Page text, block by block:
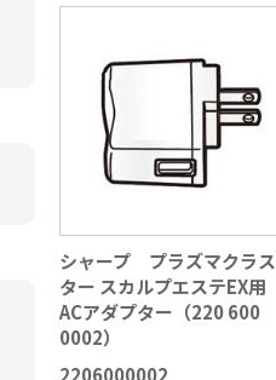
シャープ プラズマクラス
ター スカルプエステEX用
ACアダプター（220 600
0002）
2206000002